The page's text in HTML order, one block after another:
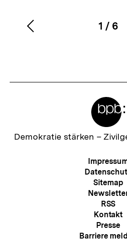
:
1
von
/ 6
Vorherigen
Zur
Demokratie stärken –
Sitemap
RSS
Kontakt
Presse
Barriere